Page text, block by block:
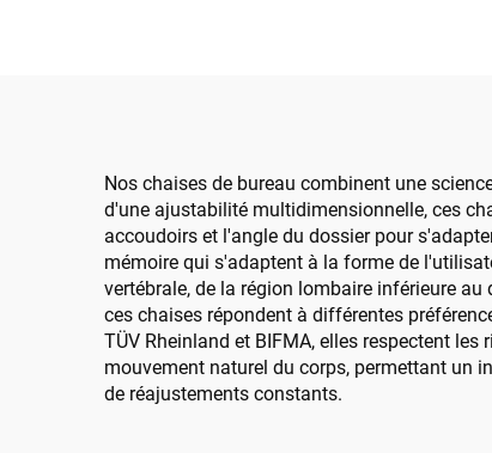
Nos chaises de bureau combinent une
d'une ajustabilité multidimensionnelle, ces
accoudoirs et l'angle du dossier pour
mémoire qui s'adaptent à la forme de
vertébrale, de la région lombaire inférieure
ces chaises répondent à différentes
TÜV Rheinland et BIFMA, elles respectent
mouvement naturel du corps, permettant un
de réajustements constants.